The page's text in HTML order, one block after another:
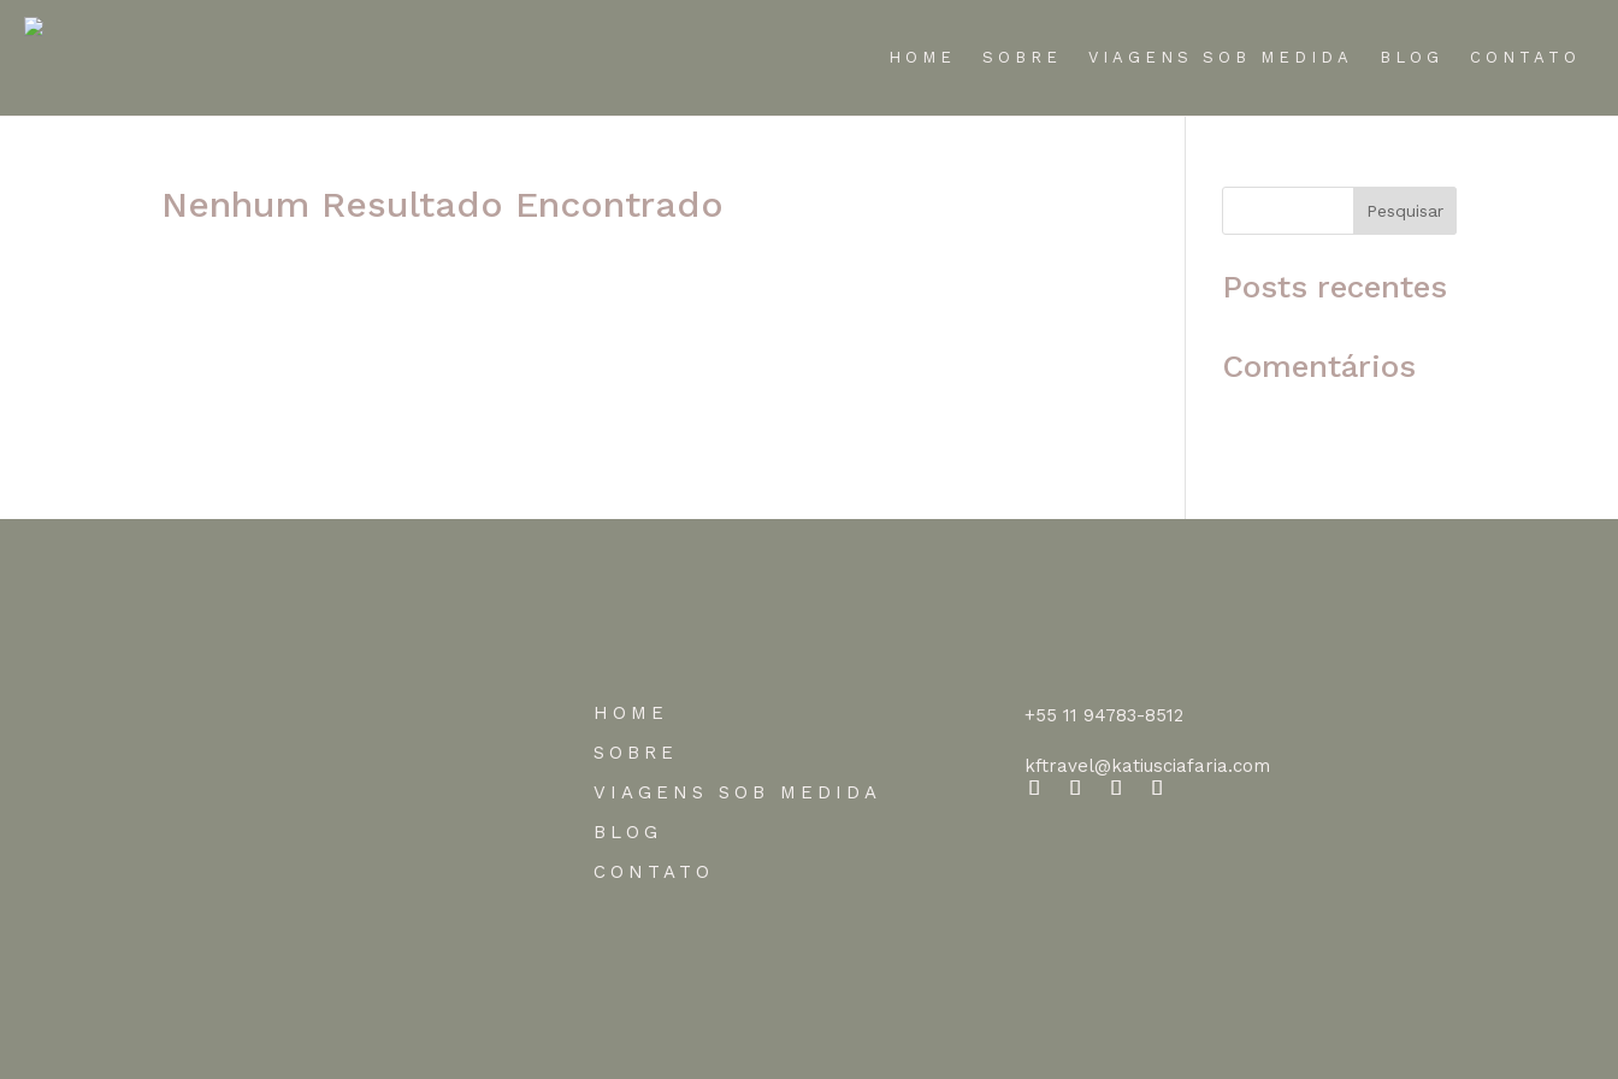
HOME SOBRE VIAGENS SOB MEDIDA BLOG CONTATO
Nenhum Resultado Encontrado Pesquisar
Posts recentes
Comentários
HOME
SOBRE
VIAGENS SOB MEDIDA
BLOG
CONTATO
+55 11 94783-8512
kftravel@katiusciafaria.com